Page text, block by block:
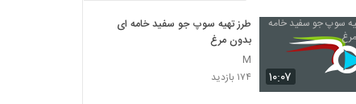
۱۰:۰۷
طرز تهیه سوپ جو سفید خامه ای
بدون مرغ
M
۱۷۴ بازدید